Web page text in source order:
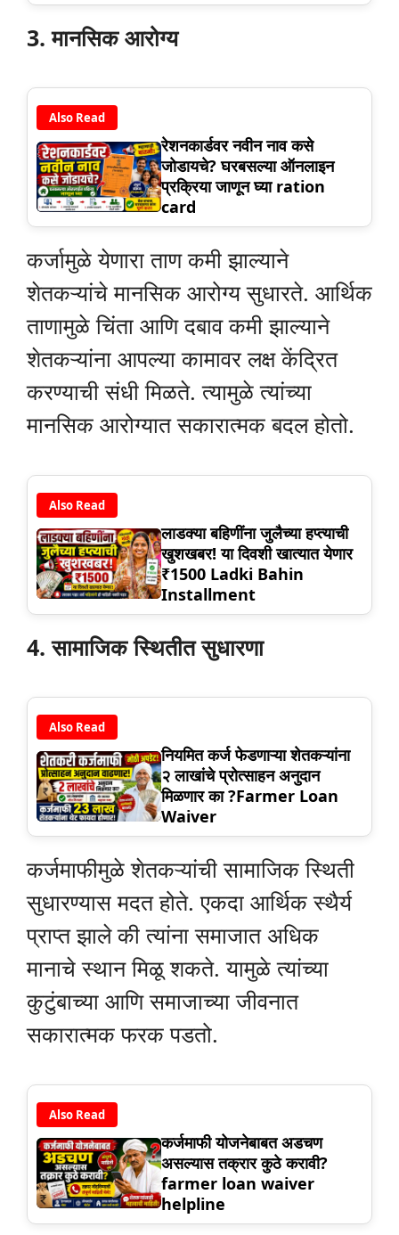
3. मानसिक आरोग्य
Also Read
रेशनकार्डवर नवीन नाव कसे
जोडायचे? घरबसल्या ऑनलाइन
प्रक्रिया जाणून घ्या ration
card
कर्जामुळे येणारा ताण कमी झाल्याने
शेतकऱ्यांचे मानसिक आरोग्य सुधारते. आर्थिक
ताणामुळे चिंता आणि दबाव कमी झाल्याने
शेतकऱ्यांना आपल्या कामावर लक्ष केंद्रित
करण्याची संधी मिळते. त्यामुळे त्यांच्या
मानसिक आरोग्यात सकारात्मक बदल होतो.
Also Read
लाडक्या बहिणींना जुलैच्या हप्त्याची
खुशखबर! या दिवशी खात्यात येणार
₹1500 Ladki Bahin
Installment
4. सामाजिक स्थितीत सुधारणा
Also Read
नियमित कर्ज फेडणाऱ्या शेतकऱ्यांना
२ लाखांचे प्रोत्साहन अनुदान
मिळणार का ?Farmer Loan
Waiver
कर्जमाफीमुळे शेतकऱ्यांची सामाजिक स्थिती
सुधारण्यास मदत होते. एकदा आर्थिक स्थैर्य
प्राप्त झाले की त्यांना समाजात अधिक
मानाचे स्थान मिळू शकते. यामुळे त्यांच्या
कुटुंबाच्या आणि समाजाच्या जीवनात
सकारात्मक फरक पडतो.
Also Read
कर्जमाफी योजनेबाबत अडचण
असल्यास तक्रार कुठे करावी?
farmer loan waiver
helpline